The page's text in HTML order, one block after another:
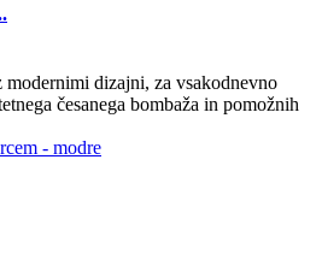
dizajni, za vsakodnevno
česanega bombaža in pomožnih